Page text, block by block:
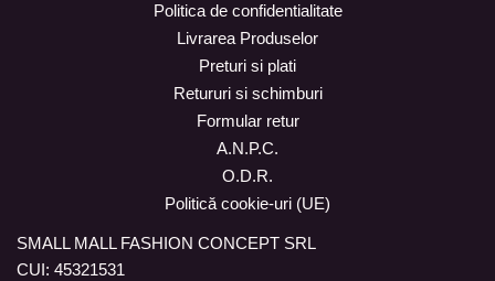
Politica de confidentialitate
Livrarea Produselor
Preturi si plati
Retururi si schimburi
Formular retur
A.N.P.C.
O.D.R.
Politică cookie-uri (UE)
SMALL MALL FASHION CONCEPT SRL
CUI: 45321531